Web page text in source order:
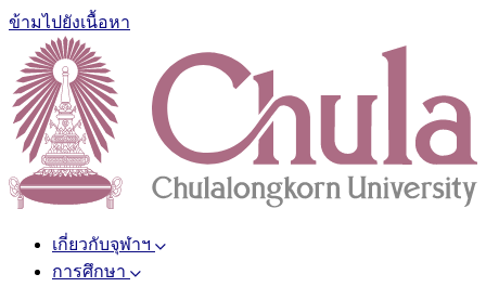
ข้ามไปยังเนื้อหา
เกี่ยวกับจุฬาฯ
การศึกษา